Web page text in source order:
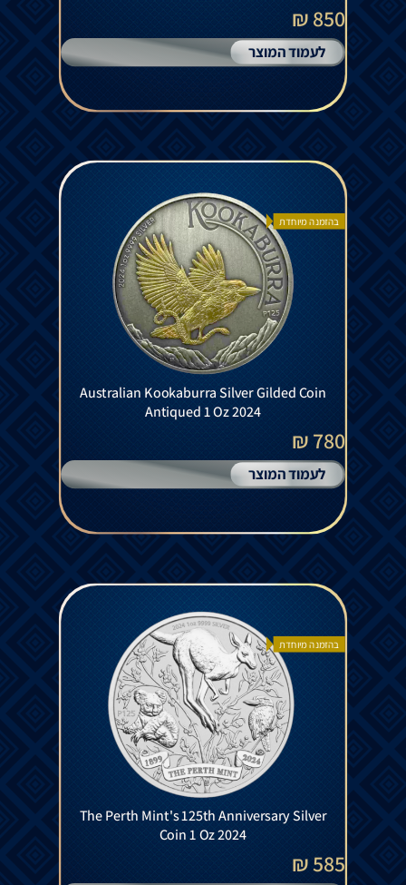
850 ₪
לעמוד המוצר
בהזמנה מיוחדת
Australian Kookaburra Silver Gilded Coin
Antiqued 1 Oz 2024
780 ₪
לעמוד המוצר
בהזמנה מיוחדת
The Perth Mint's 125th Anniversary Silver
Coin 1 Oz 2024
585 ₪